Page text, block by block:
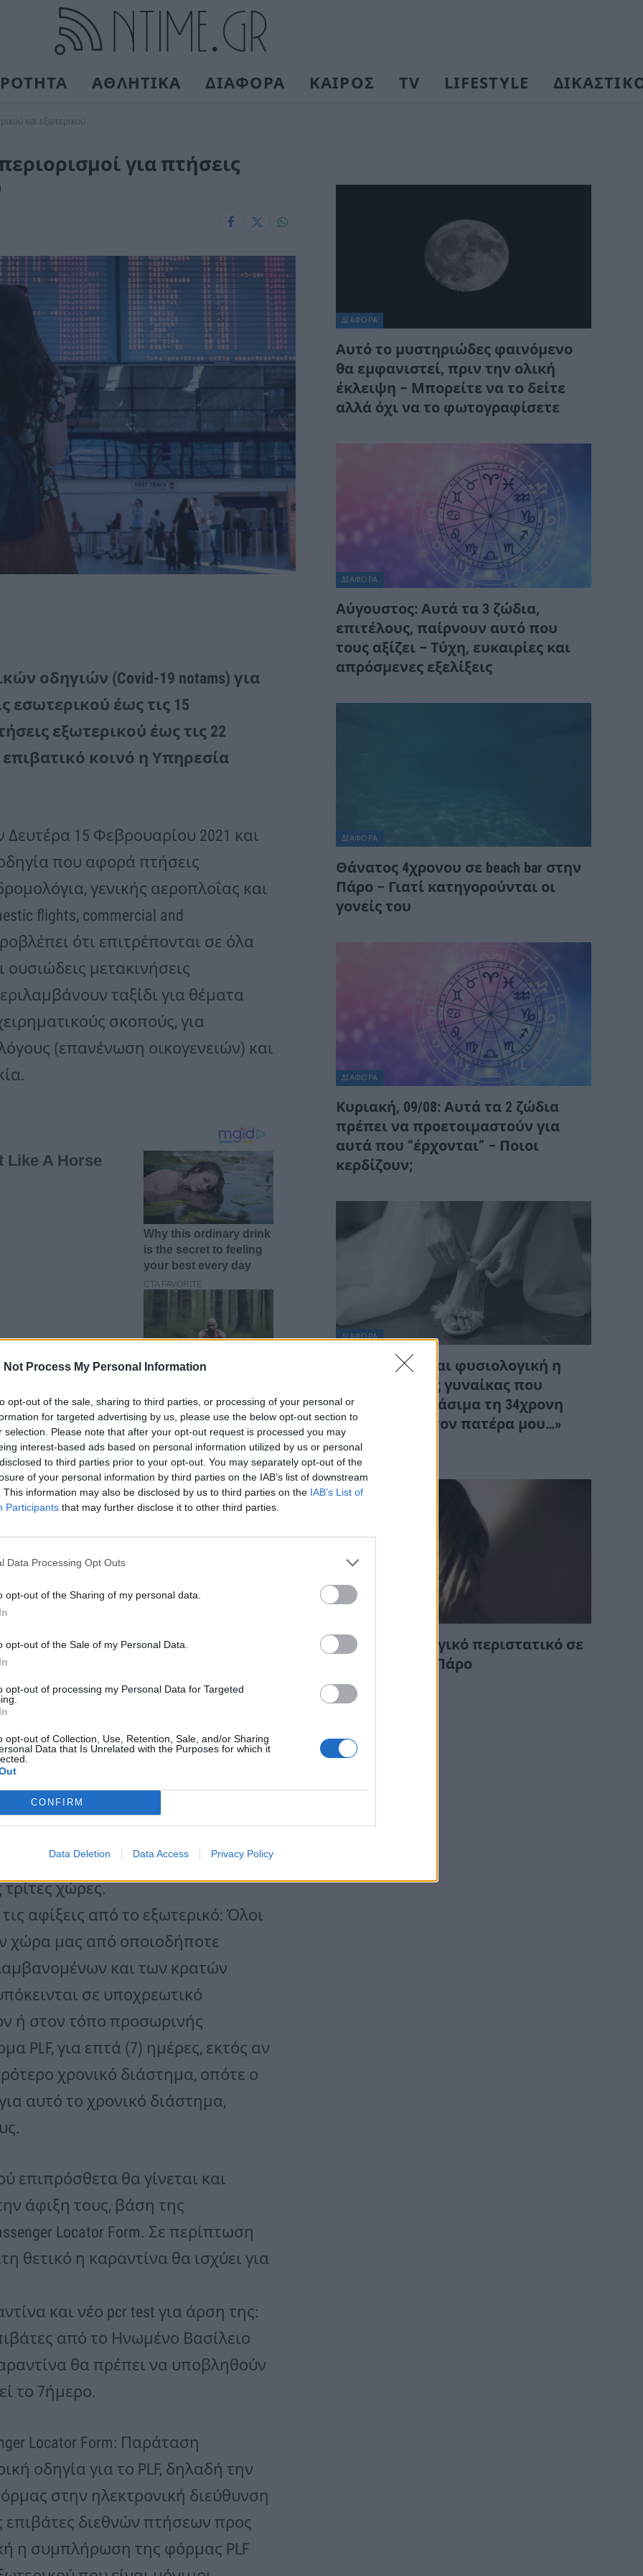
Not Process My Personal Information
opt-out of the sale, sharing to third parties, or processing of your personal or
for targeted advertising by us, please use the below opt-out section to
selection. Please note that after your opt-out request is processed you may
interest-based ads based on personal information utilized by us or personal
to third parties prior to your opt-out. You may separately opt-out of the
of your personal information by third parties on the IAB’s list of downstream
This information may also be disclosed by us to third parties on the IAB’s List of
Participants that may further disclose it to other third parties.
Data Processing Opt Outs
opt-out of the Sharing of my personal data.
opt-out of the Sale of my Personal Data.
opt-out of processing my Personal Data for Targeted
opt-out of Collection, Use, Retention, Sale, and/or Sharing
Data that Is Unrelated with the Purposes for which it
CONFIRM
Data Deletion Data Access Privacy Policy
ΑΘΛΗΤΙΚΑ ΔΙΑΦΟΡΑ ΚΑΙΡΟΣ TV LIFESTYLE
και εξωτερικού
για πτήσεις
οδηγιών (Covid-19 notams) για
εσωτερικού έως τις 15
εξωτερικού έως τις 22
κοινό η Υπηρεσία
Δευτέρα 15 Φεβρουαρίου 2021 και
που αφορά πτήσεις
γενικής αεροπλοΐας και
flights, commercial and
ότι επιτρέπονται σε όλα
μετακινήσεις
ταξίδι για θέματα
σκοπούς, για
(επανένωση οικογενειών) και
διεθνών δρομολογίων
Δευτέρα 22 Φεβρουαρίου 2021 και
των Υπηκόων τρίτων κρατών πλην
και της Συμφωνίας Σένγκεν: Η
στην χώρα των Υπηκόων
Ευρωπαϊκής Ένωσης και της
οδηγία εξαιρούνται οι
Βασίλειο, Σιγκαπούρη,
Νότια Κορέα, Ταϋλάνδη, Ηνωμένα
και Ισραήλ.
οδηγία σε σχέση με την
από την λίστα των
χώρες.
αφίξεις από το εξωτερικό: Όλοι
χώρα μας από οποιοδήποτε
και των κρατών
σε υποχρεωτικό
ή στον τόπο προσωρινής
PLF, για επτά (7) ημέρες, εκτός αν
χρονικό διάστημα, οπότε ο
αυτό το χρονικό διάστημα,
επιπρόσθετα θα γίνεται και
άφιξη τους, βάση της
Locator Form. Σε περίπτωση
θετικό η καραντίνα θα ισχύει για
και νέο pcr test για άρση της:
από το Ηνωμένο Βασίλειο
θα πρέπει να υποβληθούν
το 7ήμερο.
Locator Form: Παράταση
οδηγία για το PLF, δηλαδή την
στην ηλεκτρονική διεύθυνση
επιβάτες διεθνών πτήσεων προς
η συμπλήρωση της φόρμας PLF
ΔΙΆΦΟΡΑ
Αυτό το μυστηριώδες φαινόμενο
θα εμφανιστεί, πριν την ολική
έκλειψη – Μπορείτε να το δείτε
αλλά όχι να το φωτογραφίσετε
ΔΙΆΦΟΡΑ
Αύγουστος: Αυτά τα 3 ζώδια,
επιτέλους, παίρνουν αυτό που
τους αξίζει – Τύχη, ευκαιρίες και
απρόσμενες εξελίξεις
ΔΙΆΦΟΡΑ
Θάνατος 4χρονου σε beach bar στην
Πάρο – Γιατί κατηγορούνται οι
γονείς του
ΔΙΆΦΟΡΑ
Κυριακή, 09/08: Αυτά τα 2 ζώδια
πρέπει να προετοιμαστούν για
αυτά που “έρχονται” – Ποιοι
κερδίζουν;
ΔΙΆΦΟΡΑ
Πιστεύετε είναι φυσιολογική η
αντίδραση της γυναίκας που
παρέσυρε θανάσιμα τη 34χρονη
νύφη; «Θέλω τον πατέρα μου…»
(Βίντεο)
Έκτακτο – Τραγικό περιστατικό σε
beach bar στην Πάρο